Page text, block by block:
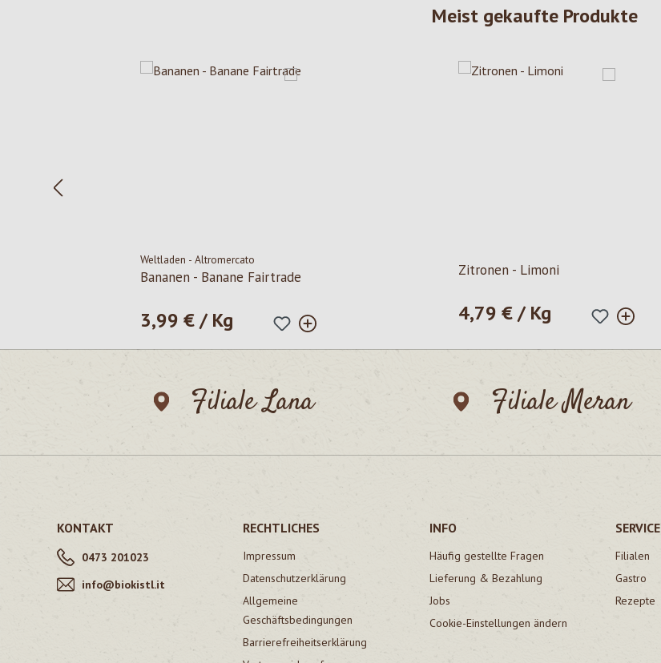
Meist gekaufte Produkte
Weltladen - Altromercato
Bananen - Banane Fairtrade
Regulärer Preis:
3,99 € / Kg
Zitronen - Limoni
Regulärer Preis:
4,79 € / Kg
Filiale Lana Filiale Meran
KONTAKT
0473 201023
info@biokistl.it
RECHTLICHES
Impressum
Datenschutzerklärung
Allgemeine
Geschäftsbedingungen
Barrierefreiheitserklärung
INFO
Häufig gestellte Fragen
Lieferung & Bezahlung
Jobs
Cookie-Einstellungen ändern
SERVICE
Filialen
Gastro
Rezepte